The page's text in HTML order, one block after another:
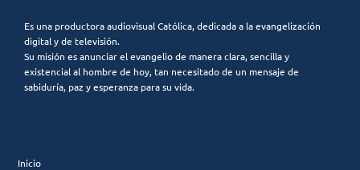
Es una productora audiovisual Católica, dedicada a la evangelización
digital y de televisión.
Su misión es anunciar el evangelio de manera clara, sencilla y
existencial al hombre de hoy, tan necesitado de un mensaje de
sabiduría, paz y esperanza para su vida.
Inicio